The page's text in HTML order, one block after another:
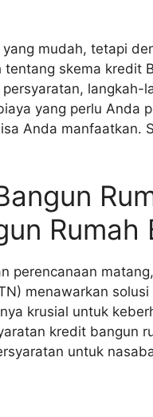
mudah, tetapi
skema kredit
langkah-
yang perlu Anda
Anda manfaatkan.
Rumah
perencanaan
menawarkan
krusial untuk
kredit bangun
untuk